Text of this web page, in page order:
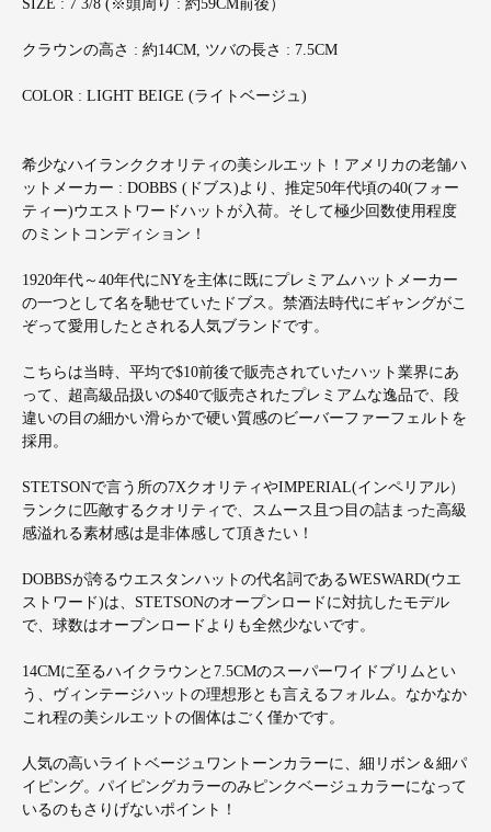
SIZE : 7 3/8 (※頭周り : 約59CM前後）
クラウンの高さ : 約14CM, ツバの長さ : 7.5CM
COLOR : LIGHT BEIGE (ライトベージュ)
希少なハイランククオリティの美シルエット！アメリカの老舗ハ
ットメーカー : DOBBS (ドブス)より、推定50年代頃の40(フォー
ティー)ウエストワードハットが入荷。そして極少回数使用程度
のミントコンディション！
1920年代～40年代にNYを主体に既にプレミアムハットメーカー
の一つとして名を馳せていたドブス。禁酒法時代にギャングがこ
ぞって愛用したとされる人気ブランドです。
こちらは当時、平均で$10前後で販売されていたハット業界にあ
って、超高級品扱いの$40で販売されたプレミアムな逸品で、段
違いの目の細かい滑らかで硬い質感のビーバーファーフェルトを
採用。
STETSONで言う所の7XクオリティやIMPERIAL(インペリアル）
ランクに匹敵するクオリティで、スムース且つ目の詰まった高級
感溢れる素材感は是非体感して頂きたい！
DOBBSが誇るウエスタンハットの代名詞であるWESWARD(ウエ
ストワード)は、STETSONのオープンロードに対抗したモデル
で、球数はオープンロードよりも全然少ないです。
14CMに至るハイクラウンと7.5CMのスーパーワイドブリムとい
う、ヴィンテージハットの理想形とも言えるフォルム。なかなか
これ程の美シルエットの個体はごく僅かです。
人気の高いライトベージュワントーンカラーに、細リボン＆細パ
イピング。パイピングカラーのみピンクベージュカラーになって
いるのもさりげないポイント！